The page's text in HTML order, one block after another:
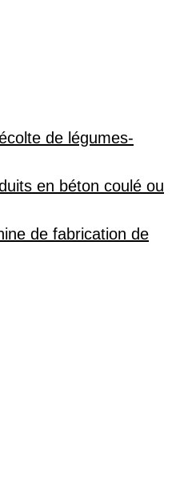
de légumes-
en béton coulé ou
de fabrication de